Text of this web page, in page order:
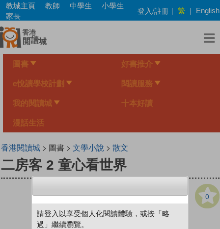
Skip
main
content
教城主頁 教師 中學生
小學生
家長
登入/註冊 | 繁 | English
圖書 好書推介
e悅讀學校計劃 閱讀服務
我的閱讀城 十本好讀
漫話生活
香港閱讀城> 圖書 > 文學小說 > 散文
二房客 2 童心看世界
0
請登入以享受個人化閱讀體驗，或按「略
過」繼續瀏覽。